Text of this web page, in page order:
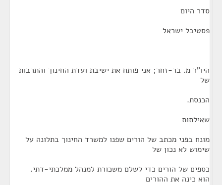
סדר היום
פסטיבל ישראל
היו"ר מ. בר-זחר; אני פותח את ישיבת ועדת החינוך והתרבות
של
הכנסת.
שאילתות
מונח בפני מכתב של הורים שפנו למשרד החינוך בתלונה על
שימוש לא נכון של
כספים של הורים כדי לשלם משכורת למנהל ממלכתי-דתי.
הוא כינה את ההורים